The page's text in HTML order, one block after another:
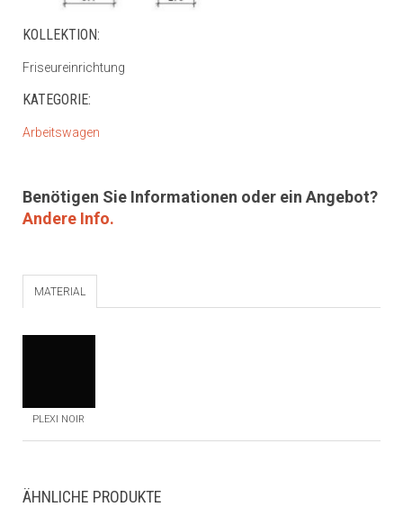
KOLLEKTION:
Friseureinrichtung
KATEGORIE:
Arbeitswagen
Benötigen Sie Informationen oder ein Angebot?
Andere Info.
MATERIAL
PLEXI NOIR
ÄHNLICHE PRODUKTE